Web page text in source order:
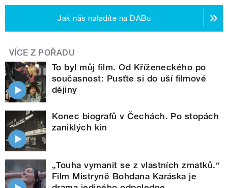
Jak nás naladíte na DABu
VÍCE Z POŘADU
To byl můj film. Od Kříženeckého po
současnost: Pusťte si do uší filmové
dějiny
Konec biografů v Čechách. Po stopách
zaniklých kin
„Touha vymanit se z vlastních zmatků.“
Film Mistryně Bohdana Karáska je